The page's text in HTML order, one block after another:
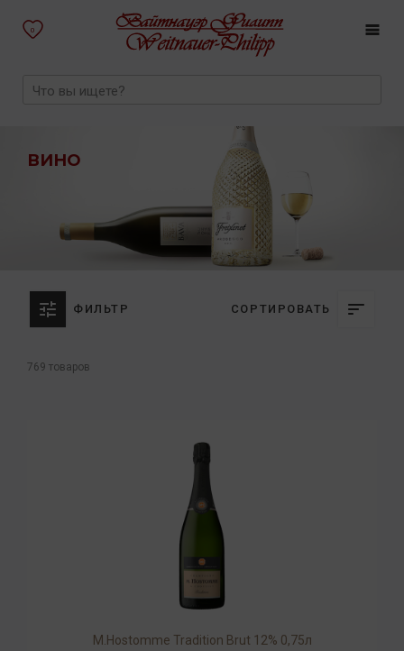
0
ВИНО
ФИЛЬТР СОРТИРОВАТЬ
769 товаров
М.Hostomme Tradition Brut 12% 0,75л